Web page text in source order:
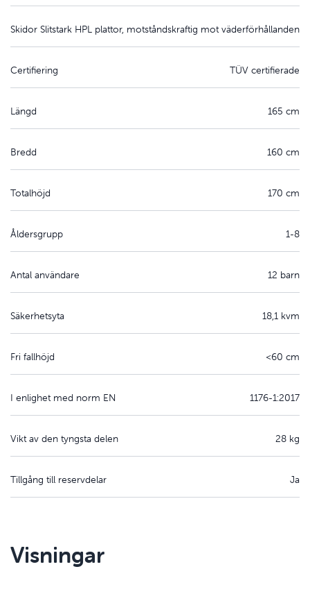
Skidor Slitstark HPL plattor, motståndskraftig mot väderförhållanden
Certifiering TÜV certifierade
Längd 165 cm
Bredd 160 cm
Totalhöjd 170 cm
Åldersgrupp 1-8
Antal användare 12 barn
Säkerhetsyta 18,1 kvm
Fri fallhöjd <60 cm
I enlighet med norm EN 1176-1:2017
Vikt av den tyngsta delen 28 kg
Tillgång till reservdelar Ja
Visningar